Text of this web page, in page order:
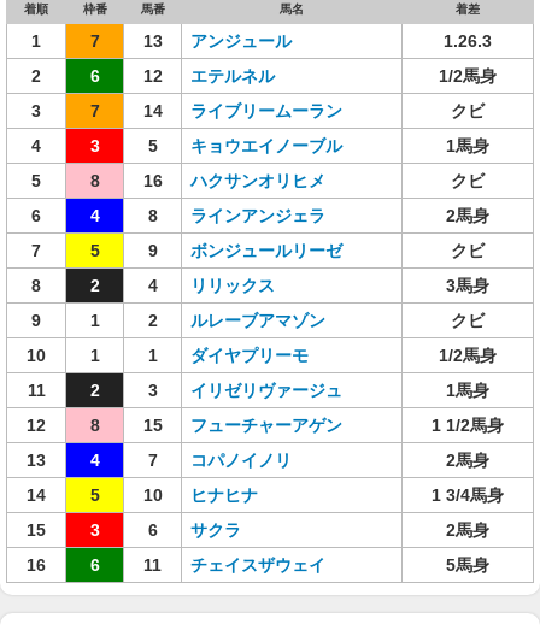
着順 枠番 馬番 馬名 着差
1 7 13 アンジュール
1.26.3
2
6 12 エテルネル
1/2馬身
3
7 14 ライブリームーラン
クビ
4
3 5 キョウエイノーブル
1馬身
5
8 16 ハクサンオリヒメ
クビ
6
4 8 ラインアンジェラ
2馬身
7
5 9 ボンジュールリーゼ
クビ
8
2 4 リリックス
3馬身
9
1 2 ルレーブアマゾン
クビ
10
1 1 ダイヤプリーモ
1/2馬身
11
2 3 イリゼリヴァージュ
1馬身
12
8 15 フューチャーアゲン
1 1/2馬身
13
4 7 コパノイノリ
2馬身
14
5 10 ヒナヒナ
1 3/4馬身
15
3 6 サクラ
2馬身
16
6 11 チェイスザウェイ 5馬身